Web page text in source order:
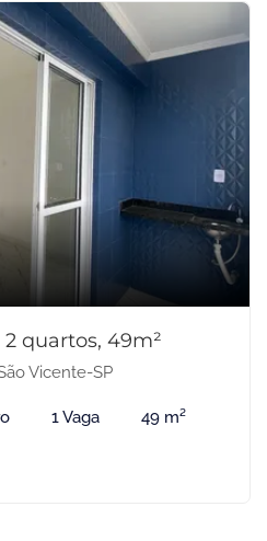
quartos, 49m²
Vicente-SP
1 Vaga 49 m²